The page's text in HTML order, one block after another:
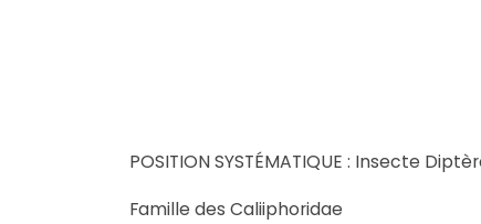
POSITION SYSTÉMATIQUE : Insecte
Famille des Caliiphoridae